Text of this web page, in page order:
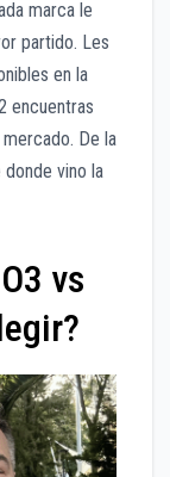
marca le
partido. Les
en la
encuentras
De la
donde vino la
vs